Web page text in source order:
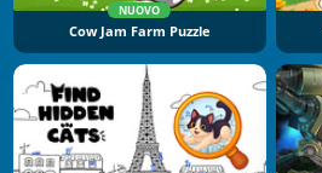
NUOVO
Cow Jam Farm Puzzle